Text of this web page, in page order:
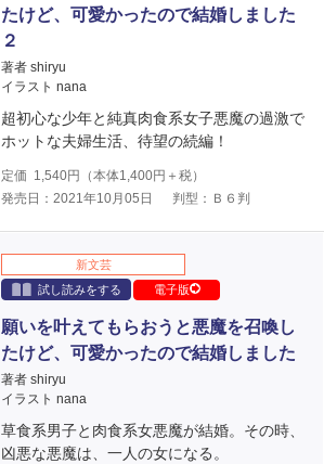
たけど、可愛かったので結婚しました
２
著者 shiryu
イラスト nana
超初心な少年と純真肉食系女子悪魔の過激で
ホットな夫婦生活、待望の続編！
定価 1,540円（本体1,400円＋税）
発売日：2021年10月05日
判型：Ｂ６判
新文芸
試し読みをする
電子版
願いを叶えてもらおうと悪魔を召喚し
たけど、可愛かったので結婚しました
著者 shiryu
イラスト nana
草食系男子と肉食系女悪魔が結婚。その時、
凶悪な悪魔は、一人の女になる。